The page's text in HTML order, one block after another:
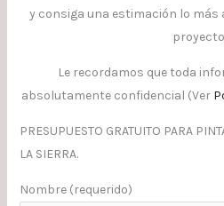
y consiga una estimación lo más
Le recordamos que toda
absolutamente confidencial (Ver
PRESUPUESTO GRATUITO PARA
LA SIERRA.
Nombre (requerido)